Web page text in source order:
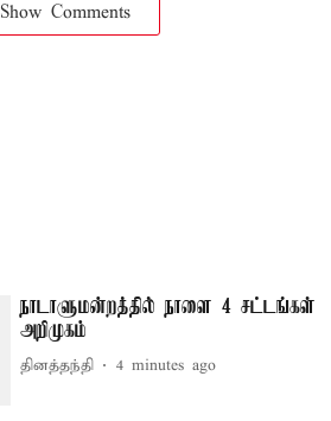
Show Comments
நாடாளுமன்றத்தில் நாளை 4 சட்டங்கள்
அறிமுகம்
தினத்தந்தி 4 minutes ago